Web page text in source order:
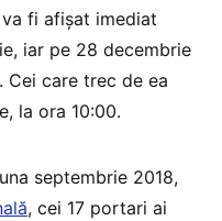
fi afișat imediat
iar pe 28 decembrie
Cei care trec de ea
la ora 10:00.
septembrie 2018,
, cei 17 portari ai